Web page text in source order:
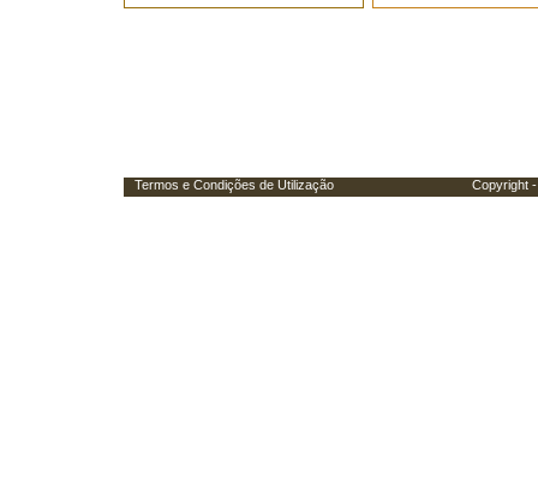
Termos e Condições de Utilização Copyright -